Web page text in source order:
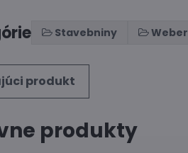
Stavebniny Weber
produkt
produkty